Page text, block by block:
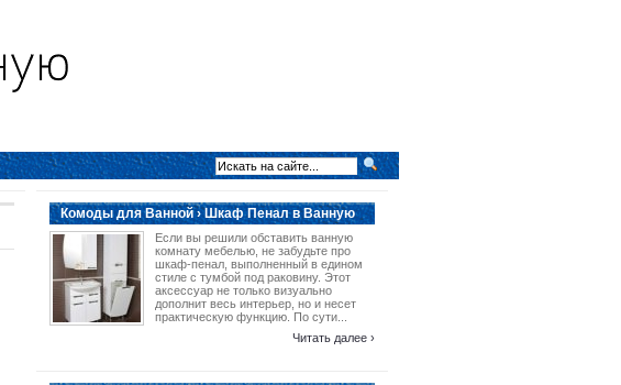
Комоды для Ванной › Шкаф Пенал в Ванную
Если вы решили обставить ванную
комнату мебелью, не забудьте про
шкаф-пенал, выполненный в едином
стиле с тумбой под раковину. Этот
аксессуар не только визуально
дополнит весь интерьер, но и несет
практическую функцию. По сути...
Читать далее ›